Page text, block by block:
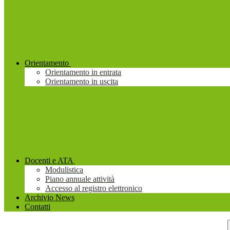
Orientamento
Orientamento in entrata
Orientamento in uscita
Docenti e ATA
Modulistica
Piano annuale attività
Accesso al registro elettronico
Archivio News
Contatti